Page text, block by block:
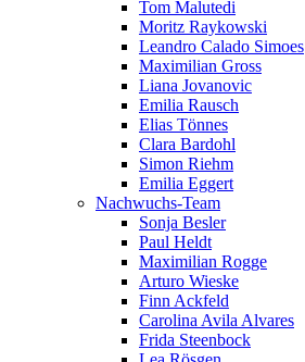
Tom Malutedi
Moritz Raykowski
Leandro Calado Simoes
Maximilian Gross
Liana Jovanovic
Emilia Rausch
Elias Tönnes
Clara Bardohl
Simon Riehm
Emilia Eggert
Nachwuchs-Team
Sonja Besler
Paul Heldt
Maximilian Rogge
Arturo Wieske
Finn Ackfeld
Carolina Avila Alvares
Frida Steenbock